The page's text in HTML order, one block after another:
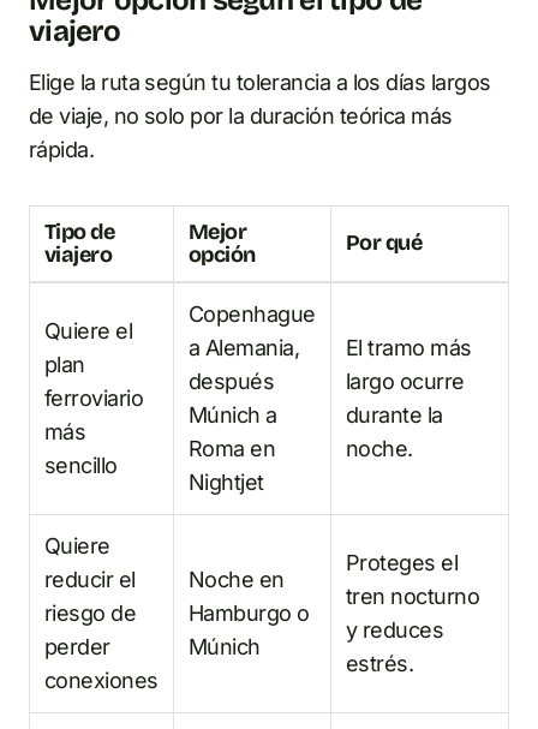
viajero
Elige la ruta según tu tolerancia a los días largos
de viaje, no solo por la duración teórica más
rápida.
Tipo de
viajero
Mejor
opción
Por qué
Quiere el
plan
ferroviario
más
sencillo
Copenhague
a Alemania,
después
Múnich a
Roma en
Nightjet
El tramo más
largo ocurre
durante la
noche.
Quiere
reducir el
riesgo de
perder
conexiones
Noche en
Hamburgo o
Múnich
Proteges el
tren nocturno
y reduces
estrés.